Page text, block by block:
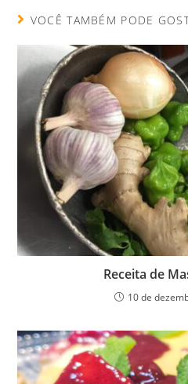
VOCÊ TAMBÉM PODE
Receita de
10 de